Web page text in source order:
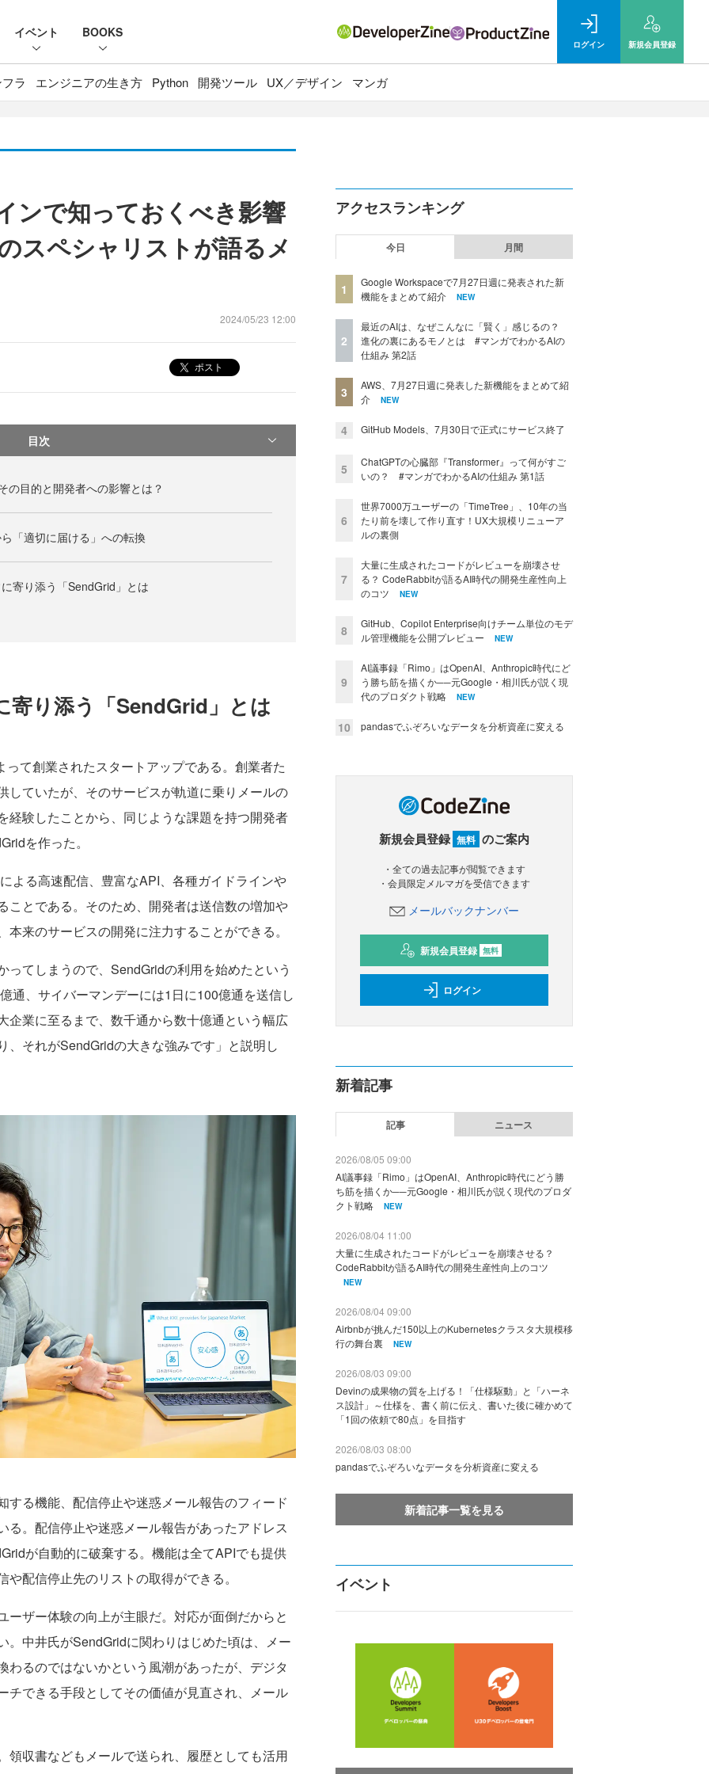
イベント BOOKS
ログイン 新規会員登録
ラ エンジニアの生き方 Python 開発ツール UX／デザイン マンガ
ンで知っておくべき影響
スペシャリストが語るメ
2024/05/23 12:00
ポスト
目次
の目的と開発者への影響とは？
「適切に届ける」への転換
寄り添う「SendGrid」とは
寄り添う「SendGrid」とは
て創業されたスタートアップである。創業者た
していたが、そのサービスが軌道に乗りメールの
経験したことから、同じような課題を持つ開発者
を作った。
る高速配信、豊富なAPI、各種ガイドラインや
ことである。そのため、開発者は送信数の増加や
来のサービスの開発に注力することができる。
てしまうので、SendGridの利用を始めたという
通、サイバーマンデーには1日に100億通を送信し
企業に至るまで、数千通から数十億通という幅広
、それがSendGridの大きな強みです」と説明し
る機能、配信停止や迷惑メール報告のフィード
る。配信停止や迷惑メール報告があったアドレス
が自動的に破棄する。機能は全てAPIでも提供
配信停止先のリストの取得ができる。
ザー体験の向上が主眼だ。対応が面倒だからと
。中井氏がSendGridに関わりはじめた頃は、メー
わるのではないかという風潮があったが、デジタ
チできる手段としてその価値が見直され、メール
収書などもメールで送られ、履歴としても活用
アクセスランキング
今日 月間
1
Google Workspaceで7月27日週に発表された新
機能をまとめて紹介
NEW
2
最近のAIは、なぜこんなに「賢く」感じるの？
進化の裏にあるモノとは #マンガでわかるAIの
仕組み 第2話
3
AWS、7月27日週に発表した新機能をまとめて紹
介
NEW
4 GitHub Models、7月30日で正式にサービス終了
5
ChatGPTの心臓部『Transformer』って何がすご
いの？ #マンガでわかるAIの仕組み 第1話
6
世界7000万ユーザーの「TimeTree」、10年の当
たり前を壊して作り直す！UX大規模リニューア
ルの裏側
7
大量に生成されたコードがレビューを崩壊させ
る？ CodeRabbitが語るAI時代の開発生産性向上
のコツ
NEW
8
GitHub、Copilot Enterprise向けチーム単位のモデ
ル管理機能を公開プレビュー
NEW
9
AI議事録「Rimo」はOpenAI、Anthropic時代にど
う勝ち筋を描くか──元Google・相川氏が説く現
代のプロダクト戦略
NEW
10 pandasでふぞろいなデータを分析資産に変える
新規会員登録 無料 のご案内
・全ての過去記事が閲覧できます
・会員限定メルマガを受信できます
メールバックナンバー
新規会員登録 無料
ログイン
新着記事
記事 ニュース
2026/08/05 09:00
AI議事録「Rimo」はOpenAI、Anthropic時代にどう勝
ち筋を描くか──元Google・相川氏が説く現代のプロダ
クト戦略
NEW
2026/08/04 11:00
大量に生成されたコードがレビューを崩壊させる？
CodeRabbitが語るAI時代の開発生産性向上のコツ
NEW
2026/08/04 09:00
Airbnbが挑んだ150以上のKubernetesクラスタ大規模移
行の舞台裏
NEW
2026/08/03 09:00
Devinの成果物の質を上げる！「仕様駆動」と「ハーネ
ス設計」～仕様を、書く前に伝え、書いた後に確かめて
「1回の依頼で80点」を目指す
2026/08/03 08:00
pandasでふぞろいなデータを分析資産に変える
新着記事一覧を見る
イベント